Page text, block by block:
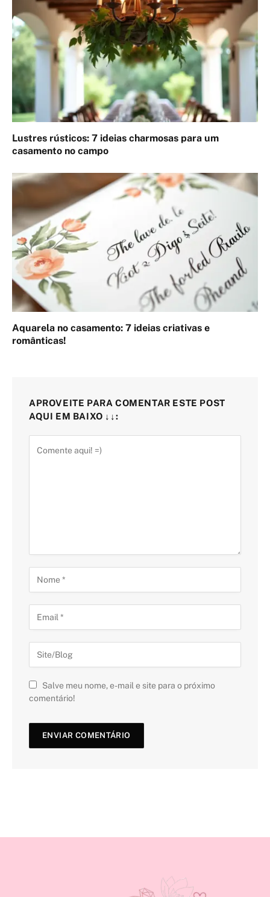
Lustres rústicos: 7 ideias charmosas para um
casamento no campo
Aquarela no casamento: 7 ideias criativas e
românticas!
APROVEITE PARA COMENTAR ESTE POST
AQUI EM BAIXO ↓↓:
Salve meu nome, e-mail e site para o próximo
comentário!